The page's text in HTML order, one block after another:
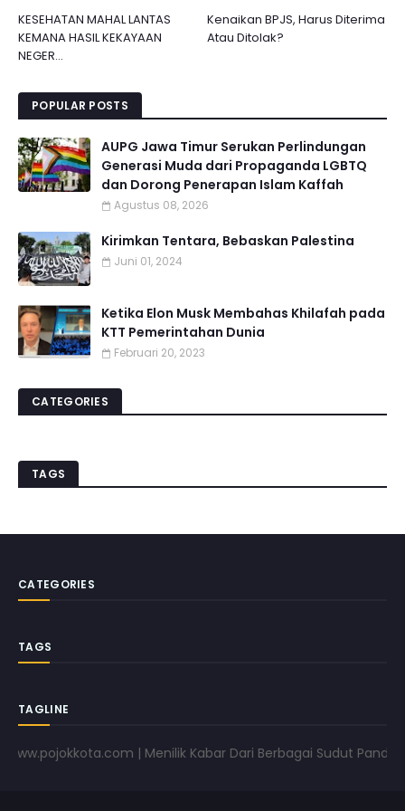
Kenaikan BPJS, Harus Diterima
Atau Ditolak?
KESEHATAN MAHAL LANTAS
KEMANA HASIL KEKAYAAN
NEGER...
POPULAR POSTS
AUPG Jawa Timur Serukan Perlindungan
Generasi Muda dari Propaganda LGBTQ
dan Dorong Penerapan Islam Kaffah
Agustus 08, 2026
Kirimkan Tentara, Bebaskan Palestina
Juni 01, 2024
Ketika Elon Musk Membahas Khilafah pada
KTT Pemerintahan Dunia
Februari 20, 2023
CATEGORIES
TAGS
CATEGORIES
TAGS
TAGLINE
| Menilik Kabar Dari Berbagai Sudut Pandang |